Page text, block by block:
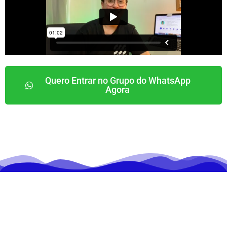
Quero Entrar no Grupo do WhatsApp
Agora